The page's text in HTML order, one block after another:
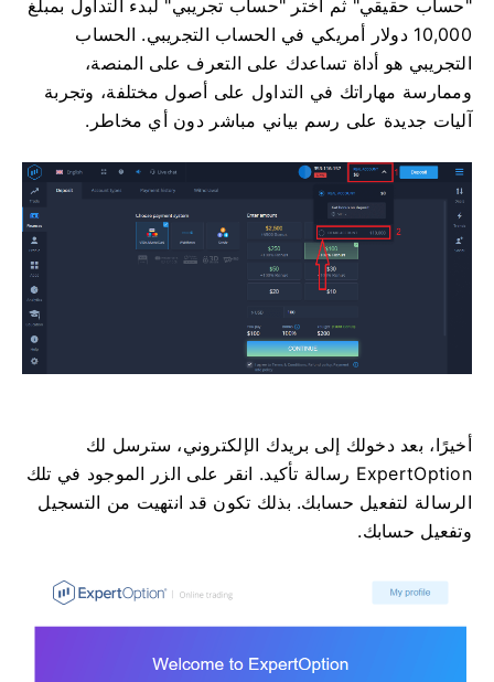
"حساب حقيقي" ثم اختر "حساب تجريبي" لبدء التداول بمبلغ
10,000 دولار أمريكي في الحساب التجريبي. الحساب
التجريبي هو أداة تساعدك على التعرف على المنصة،
وممارسة مهاراتك في التداول على أصول مختلفة، وتجربة
آليات جديدة على رسم بياني مباشر دون أي مخاطر.
أخيرًا، بعد دخولك إلى بريدك الإلكتروني، سترسل لك
ExpertOption رسالة تأكيد. انقر على الزر الموجود في تلك
الرسالة لتفعيل حسابك. بذلك تكون قد انتهيت من التسجيل
وتفعيل حسابك.